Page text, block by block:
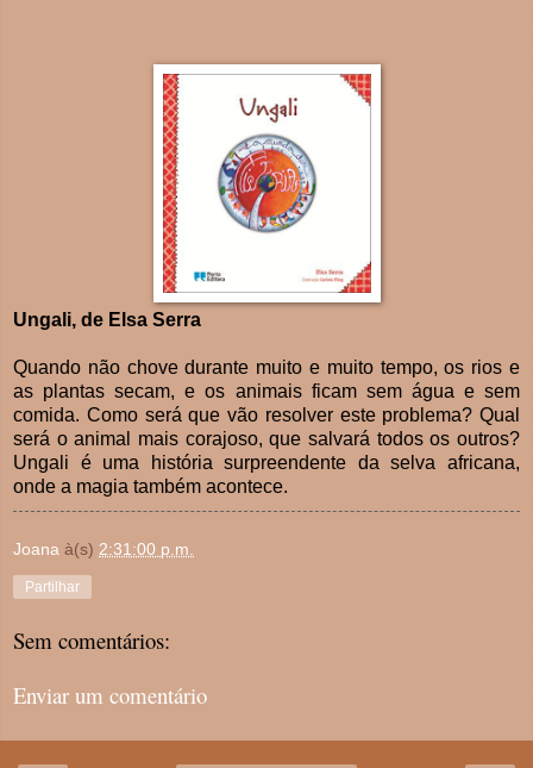
Ungali, de Elsa Serra
Quando não chove durante muito e muito tempo, os rios e
as plantas secam, e os animais ficam sem água e sem
comida. Como será que vão resolver este problema? Qual
será o animal mais corajoso, que salvará todos os outros?
Ungali é uma história surpreendente da selva africana,
onde a magia também acontece.
Joana à(s) 2:31:00 p.m.
Partilhar
Sem comentários:
Enviar um comentário